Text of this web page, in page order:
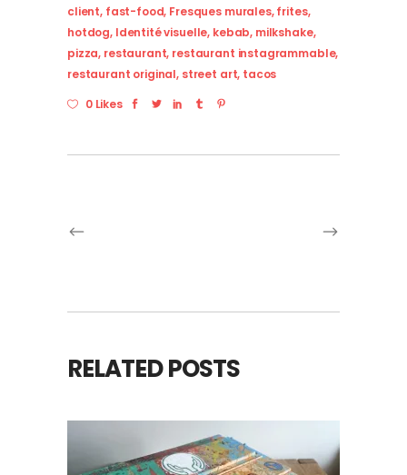
client, fast-food, Fresques murales,frites,
hotdog, Identité visuelle, kebab, milkshake,
pizza, restaurant, restaurant instagrammable,
restaurant original, street art, tacos
0 Likes
RELATED POSTS